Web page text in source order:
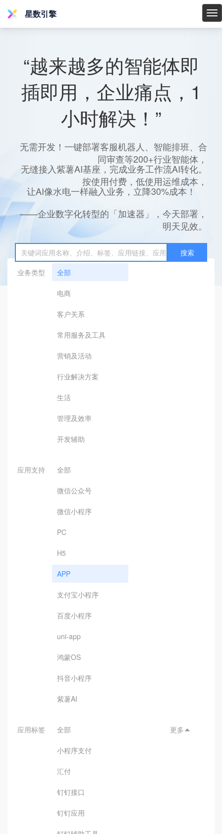
星
星数引擎
“越来越多的智能体即
插即用，企业痛点，1
小时解决！”
无需开发！一键部署客服机器人、智能排班、合
同审查等200+行业智能体，
无缝接入紫薯AI基座，完成业务工作流AI转化。
按使用付费，低使用运维成本，
让AI像水电一样融入业务，立降30%成本！
——企业数字化转型的「加速器」，今天部署，
明天见效。
搜索
业务类型
全部
电商
客户关系
常用服务及工具
营销及活动
行业解决方案
生活
管理及效率
开发辅助
应用支持 全部
微信公众号
微信小程序
PC
H5
APP
支付宝小程序
百度小程序
uni-app
鸿蒙OS
抖音小程序
紫薯AI
应用标签 全部
小程序支付
汇付
钉钉接口
钉钉应用
更多 